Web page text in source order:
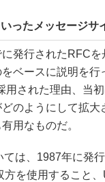
ったメッセージサ
発行されたRFCを
ベースに説明を
用された理由、当
どのようにして拡
用なものだ。
は、1987年に発
方を使用すること